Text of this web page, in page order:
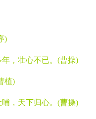
)
，壮心不已。 (曹操)
植)
，天下归心。 (曹操)